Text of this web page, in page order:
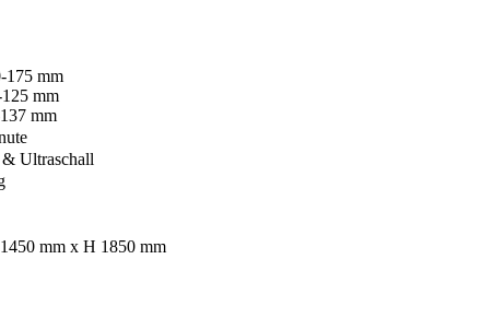
175 mm
mm
mm
Ultraschall
mm x H 1850 mm